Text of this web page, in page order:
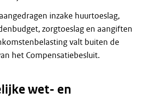
inzake huurtoeslag,
zorgtoeslag en aangiften
valt buiten de
het Compensatiebesluit.
wet- en